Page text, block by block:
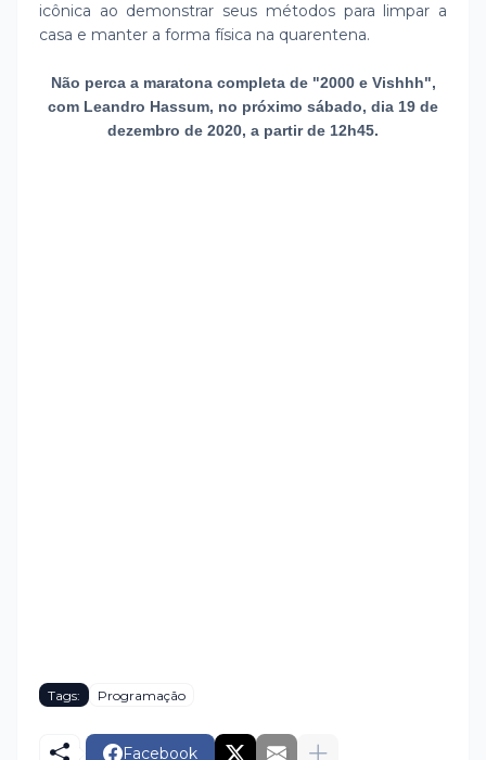
icônica ao demonstrar seus métodos para limpar a
casa e manter a forma física na quarentena.
Não perca a maratona completa de "2000 e Vishhh",
com Leandro Hassum, no próximo sábado, dia 19 de
dezembro de 2020, a partir de 12h45.
Tags: Programação
Facebook